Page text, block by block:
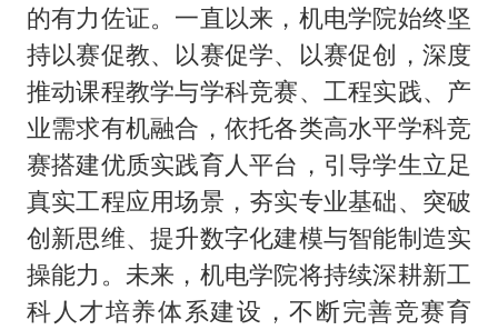
的有力佐证。一直以来，机电学院始终坚
持以赛促教、以赛促学、以赛促创，深度
推动课程教学与学科竞赛、工程实践、产
业需求有机融合，依托各类高水平学科竞
赛搭建优质实践育人平台，引导学生立足
真实工程应用场景，夯实专业基础、突破
创新思维、提升数字化建模与智能制造实
操能力。未来，机电学院将持续深耕新工
科人才培养体系建设，不断完善竞赛育